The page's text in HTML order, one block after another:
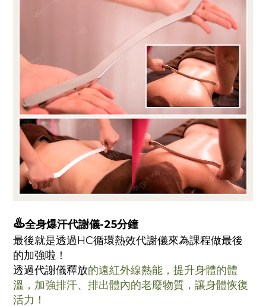
♨️全身爆汗代謝儀-25分鐘
最後就是透過HC循環熱效代謝儀來為課程做最後
的加強啦！
透過代謝儀釋放的遠紅外線熱能，提升身體的體
溫，加強排汗、排出體內的老廢物質，讓身體恢復
活力！